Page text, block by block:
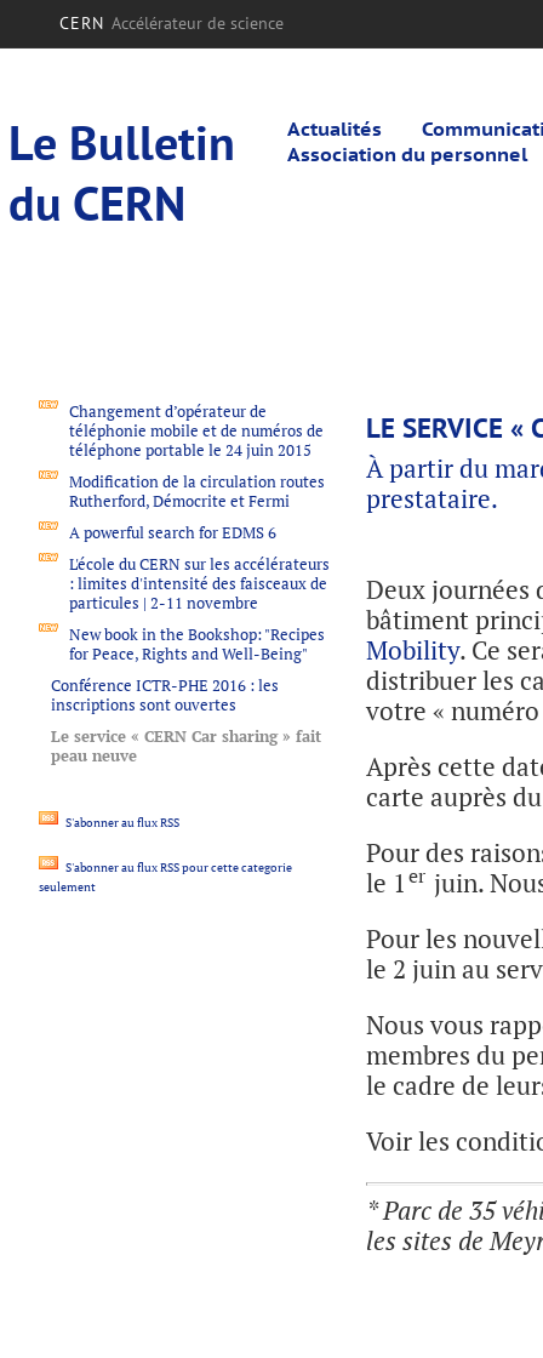
CERN Accélérateur de science
Le Bulletin
du CERN
Actualités
Association du personnel
Changement d’opérateur de
téléphonie mobile et de numéros de
téléphone portable le 24 juin 2015
Modification de la circulation routes
Rutherford, Démocrite et Fermi
A powerful search for EDMS 6
L'école du CERN sur les accélérateurs
: limites d'intensité des faisceaux de
particules | 2-11 novembre
New book in the Bookshop: "Recipes
for Peace, Rights and Well-Being"
Conférence ICTR-PHE 2016 : les
inscriptions sont ouvertes
Le service « CERN Car sharing » fait
peau neuve
S'abonner au flux RSS
S'abonner au flux RSS pour cette categorie
seulement
LE SERVICE «
À partir du
prestataire.
Deux journées
bâtiment
Mobility. Ce
distribuer les
votre «
Après cette
carte auprès
Pour des
le 1er juin.
Pour les
le 2 juin au
Nous vous
membres du
le cadre de
Voir les
* Parc de 35
les sites de